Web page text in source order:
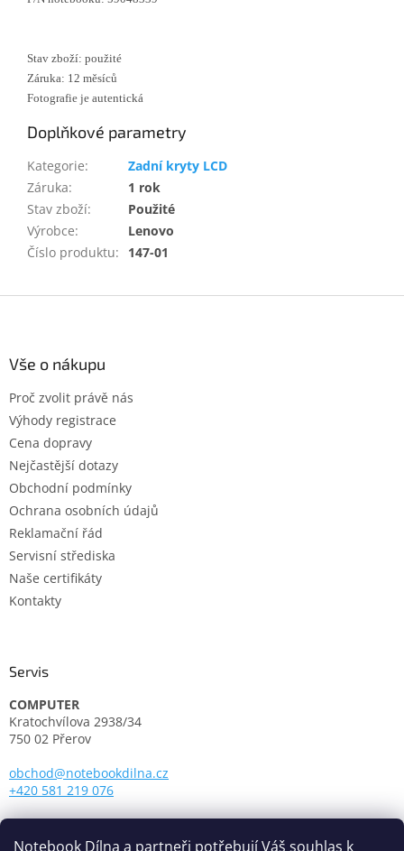
Notebook Dílna a partneři potřebují Váš souhlas k
Stav zboží: použité
Záruka: 12 měsíců
Fotografie je autentická
Doplňkové parametry
Kategorie:
Zadní kryty LCD
Záruka:
1 rok
Stav zboží:
Použité
Výrobce:
Lenovo
Číslo produktu: 147-01
Vše o nákupu
Proč zvolit právě nás
Výhody registrace
Cena dopravy
Nejčastější dotazy
Obchodní podmínky
Ochrana osobních údajů
Reklamační řád
Servisní střediska
Naše certifikáty
Kontakty
Servis
COMPUTER
Kratochvílova 2938/34
750 02 Přerov
obchod@notebookdilna.cz
+420 581 219 076
Otevírací doba:
Pondělí - Pátek: 9.00 - 17.00